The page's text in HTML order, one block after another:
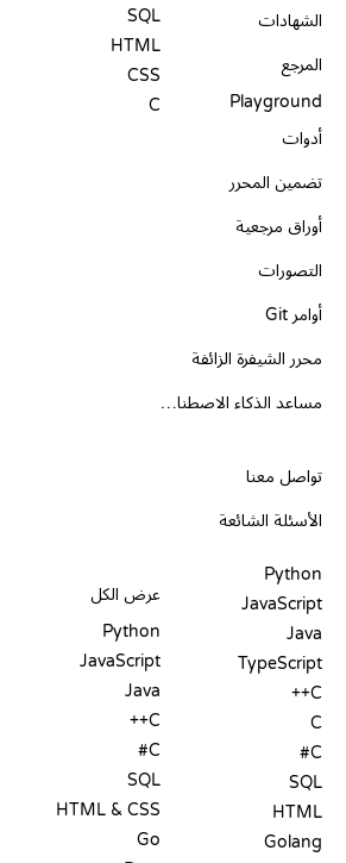
الشهادات
المرجع
Playground
أدوات
تضمين المحرر
أوراق مرجعية
التصورات
أوامر Git
محرر الشيفرة الزائفة
مساعد الذكاء الاصطناعي
تواصل معنا
الأسئلة الشائعة
SQL
HTML
CSS
C
Python
JavaScript
Java
TypeScript
C++
C
C#
SQL
HTML
Golang
عرض الكل
Python
JavaScript
Java
C++
C#
SQL
HTML & CSS
Go